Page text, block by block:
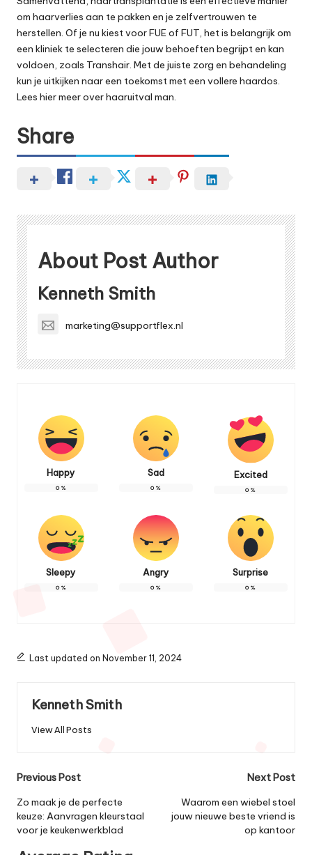
om haarverlies aan te pakken en je zelfvertrouwen te
herstellen. Of je nu kiest voor FUE of FUT, het is belangrijk om
een kliniek te selecteren die jouw behoeften begrijpt en kan
voldoen, zoals Transhair. Met de juiste zorg en behandeling
kun je uitkijken naar een toekomst met een vollere haardos.
Lees hier meer overhaaruitval man.
Share
About Post Author
Kenneth Smith
marketing@supportflex.nl
Happy
0%
Sad
0%
Excited
0%
Sleepy
0%
Angry
0%
Surprise
0%
Last updated on November 11, 2024
Kenneth Smith
View All Posts
Post
navigation
Previous Post
Zo maak je de perfecte
keuze: Aanvragen kleurstaal
voor je keukenwerkblad
Next Post
Waarom een wiebel stoel
jouw nieuwe beste vriend is
op kantoor